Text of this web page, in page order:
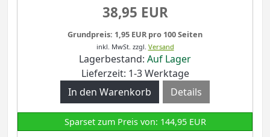
38,95 EUR
Grundpreis: 1,95 EUR pro 100 Seiten
inkl. MwSt. zzgl. Versand
Lagerbestand: Auf Lager
Lieferzeit: 1-3 Werktage
Details
Sparset zum Preis von: 144,95 EUR